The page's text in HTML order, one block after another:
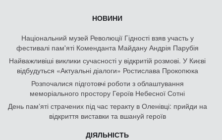
НОВИНИ
Національний музей Революції Гідності взяв участь у
фестивалі пам'яті Коменданта Майдану Андрія Парубія
Найважливіші виклики сучасності у відкритій розмові. У Києві
відбудуться «Актуальні діалоги» Ростислава Прокопюка
Розпочалися підготовчі роботи з облаштування
меморіального простору Героїв Небесної Сотні
День памʼяті страчених під час теракту в Оленівці: прийди на
відкриття виставки та вшануй героїв
ДІЯЛЬНІСТЬ